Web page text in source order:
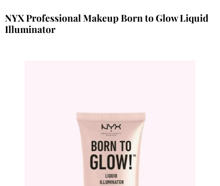
NYX Professional Makeup Born to Glow Liquid
Illuminator